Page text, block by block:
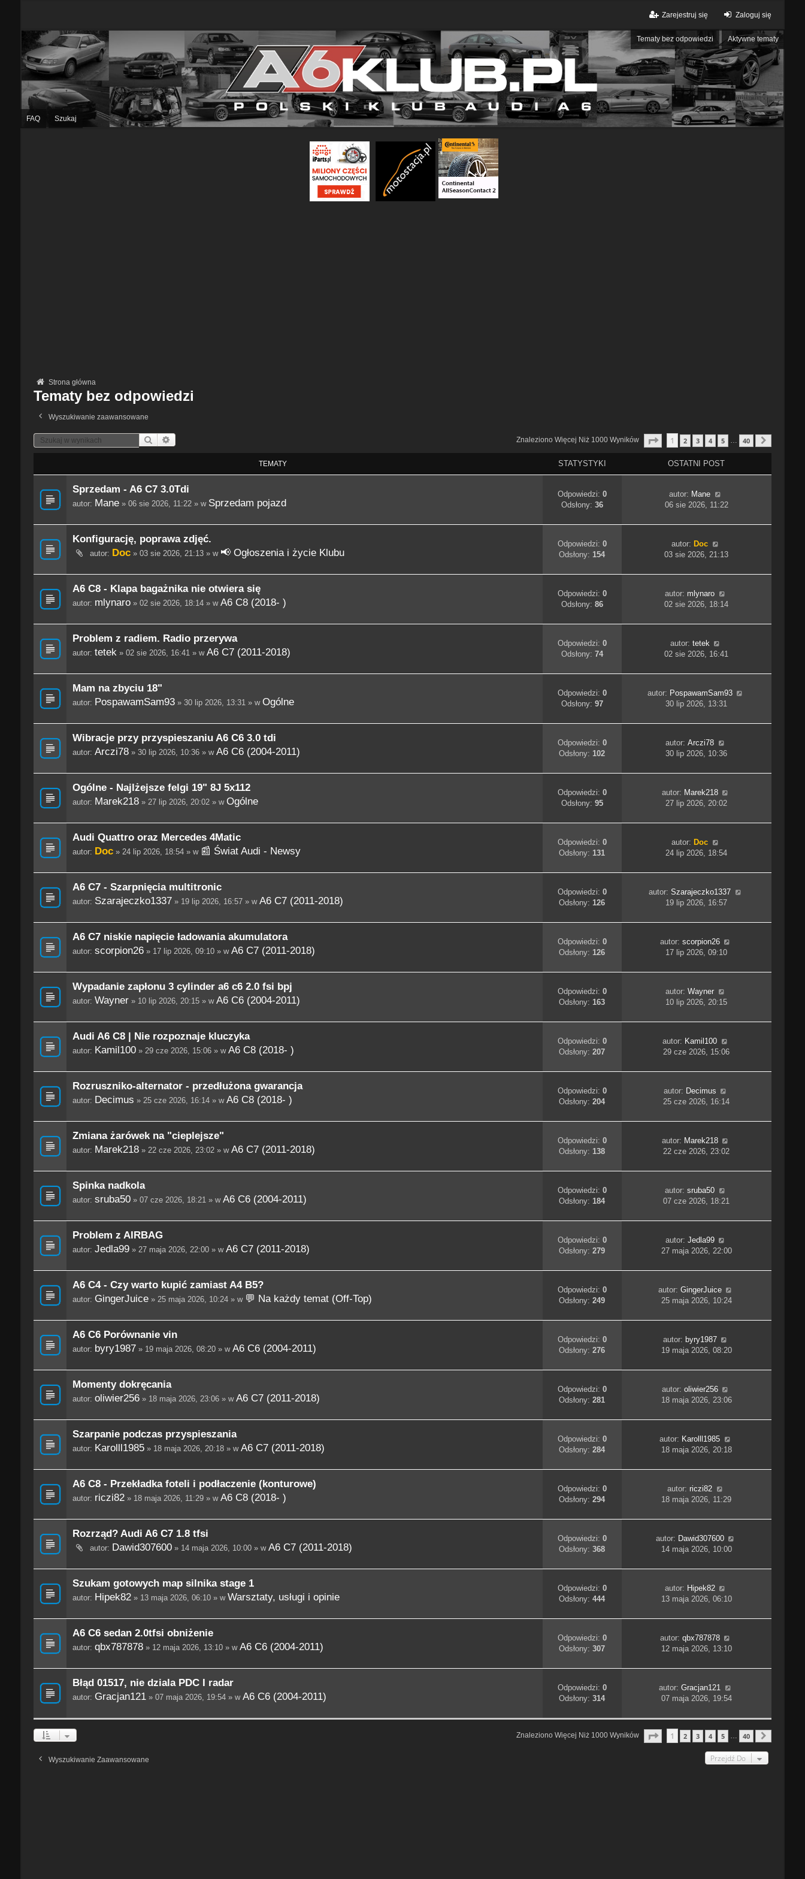
Zaloguj się
Zarejestruj się
Tematy bez odpowiedzi Aktywne tematy
FAQ Szukaj
Strona główna
Tematy bez odpowiedzi
Wyszukiwanie zaawansowane
Szukaj Znaleziono Więcej Niż 1000 Wyników Strona 1Z 40
1 2 3 4 5 … 40
TEMATY STATYSTYKI OSTATNI POST
Sprzedam - A6 C7 3.0Tdi
autor: Mane» 06 sie 2026, 11:22 » w Sprzedam pojazd
Odpowiedzi: 0
Odsłony: 36
autor: Mane
06 sie 2026, 11:22
Konfigurację, poprawa zdjęć.
autor: Doc» 03 sie 2026, 21:13 » w 📢 Ogłoszenia i życie Klubu
Odpowiedzi: 0
Odsłony:154
autor: Doc
03 sie 2026, 21:13
A6 C8 - Klapa bagażnika nie otwiera się
autor: mlynaro» 02 sie 2026, 18:14 » w A6 C8 (2018- )
Odpowiedzi: 0
Odsłony: 86
autor: mlynaro
02 sie 2026, 18:14
Problem z radiem. Radio przerywa
autor: tetek» 02 sie 2026, 16:41 » w A6 C7 (2011-2018)
Odpowiedzi: 0
Odsłony: 74
autor: tetek
02 sie 2026, 16:41
Mam na zbyciu 18"
autor: PospawamSam93» 30 lip 2026, 13:31 » w Ogólne
Odpowiedzi: 0
Odsłony: 97
autor: PospawamSam93
30 lip 2026, 13:31
Wibracje przy przyspieszaniu A6 C6 3.0 tdi
autor: Arczi78» 30 lip 2026, 10:36 » w A6 C6 (2004-2011)
Odpowiedzi: 0
Odsłony:102
autor:Arczi78
30 lip 2026, 10:36
Ogólne - Najlżejsze felgi 19" 8J 5x112
autor: Marek218» 27 lip 2026, 20:02 » w Ogólne
Odpowiedzi: 0
Odsłony: 95
autor: Marek218
27 lip 2026, 20:02
Audi Quattro oraz Mercedes 4Matic
autor: Doc» 24 lip 2026, 18:54 » w 📰 Świat Audi - Newsy
Odpowiedzi: 0
Odsłony:131
autor: Doc
24 lip 2026, 18:54
A6 C7 - Szarpnięcia multitronic
autor: Szarajeczko1337 » 19 lip 2026, 16:57 » w A6 C7 (2011-2018)
Odpowiedzi: 0
Odsłony:126
autor:Szarajeczko1337
19 lip 2026, 16:57
A6 C7 niskie napięcie ładowania akumulatora
autor: scorpion26» 17 lip 2026, 09:10 » w A6 C7 (2011-2018)
Odpowiedzi: 0
Odsłony:126
autor: scorpion26
17 lip 2026, 09:10
Wypadanie zapłonu 3 cylinder a6 c6 2.0 fsi bpj
autor: Wayner» 10 lip 2026, 20:15 » w A6 C6 (2004-2011)
Odpowiedzi: 0
Odsłony:163
autor:Wayner
10 lip 2026, 20:15
Audi A6 C8 | Nie rozpoznaje kluczyka
autor: Kamil100» 29 cze 2026, 15:06 » w A6 C8 (2018- )
Odpowiedzi: 0
Odsłony:207
autor: Kamil100
29 cze 2026, 15:06
Rozruszniko-alternator - przedłużona gwarancja
autor: Decimus » 25 cze 2026, 16:14 » w A6 C8 (2018- )
Odpowiedzi: 0
Odsłony:204
autor: Decimus
25 cze 2026, 16:14
Zmiana żarówek na "cieplejsze"
autor: Marek218» 22 cze 2026, 23:02 » w A6 C7 (2011-2018)
Odpowiedzi: 0
Odsłony:138
autor: Marek218
22 cze 2026, 23:02
Spinka nadkola
autor: sruba50» 07 cze 2026, 18:21 » w A6 C6 (2004-2011)
Odpowiedzi: 0
Odsłony:184
autor:sruba50
07 cze 2026, 18:21
Problem z AIRBAG
autor: Jedla99» 27 maja 2026, 22:00 » w A6 C7 (2011-2018)
Odpowiedzi: 0
Odsłony:279
autor: Jedla99
27 maja 2026, 22:00
A6 C4 - Czy warto kupić zamiast A4 B5?
autor: GingerJuice» 25 maja 2026, 10:24 » w 💬 Na każdy temat (Off-Top)
Odpowiedzi: 0
Odsłony:249
autor: GingerJuice
25 maja 2026, 10:24
A6 C6 Porównanie vin
autor: byry1987 » 19 maja 2026, 08:20 » w A6 C6 (2004-2011)
Odpowiedzi: 0
Odsłony:276
autor: byry1987
19 maja 2026, 08:20
Momenty dokręcania
autor: oliwier256» 18 maja 2026, 23:06 » w A6 C7 (2011-2018)
Odpowiedzi: 0
Odsłony:281
autor: oliwier256
18 maja 2026, 23:06
Szarpanie podczas przyspieszania
autor: Karolll1985» 18 maja 2026, 20:18 » w A6 C7 (2011-2018)
Odpowiedzi: 0
Odsłony:284
autor: Karolll1985
18 maja 2026, 20:18
A6 C8 - Przekładka foteli i podłaczenie (konturowe)
autor: riczi82» 18 maja 2026, 11:29 » w A6 C8 (2018- )
Odpowiedzi: 0
Odsłony:294
autor:riczi82
18 maja 2026, 11:29
Rozrząd? Audi A6 C7 1.8 tfsi
autor: Dawid307600» 14 maja 2026, 10:00 » w A6 C7 (2011-2018)
Odpowiedzi: 0
Odsłony:368
autor: Dawid307600
14 maja 2026, 10:00
Szukam gotowych map silnika stage 1
autor: Hipek82» 13 maja 2026, 06:10 » w Warsztaty, usługi i opinie
Odpowiedzi: 0
Odsłony:444
autor: Hipek82
13 maja 2026, 06:10
A6 C6 sedan 2.0tfsi obniżenie
autor: qbx787878» 12 maja 2026, 13:10 » w A6 C6 (2004-2011)
Odpowiedzi: 0
Odsłony:307
autor: qbx787878
12 maja 2026, 13:10
Błąd 01517, nie dziala PDC I radar
autor: Gracjan121» 07 maja 2026, 19:54 » w A6 C6 (2004-2011)
Odpowiedzi: 0
Odsłony:314
autor:Gracjan121
07 maja 2026, 19:54
Znaleziono Więcej Niż 1000 Wyników Strona 1Z 40
1 2 3 4 5 … 40
Wyszukiwanie Zaawansowane Przejdź Do